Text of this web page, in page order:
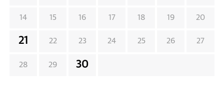
14 15 16 17 18 19 20
21 22 23 24 25 26 27
28 29 30